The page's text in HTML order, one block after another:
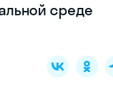
среде